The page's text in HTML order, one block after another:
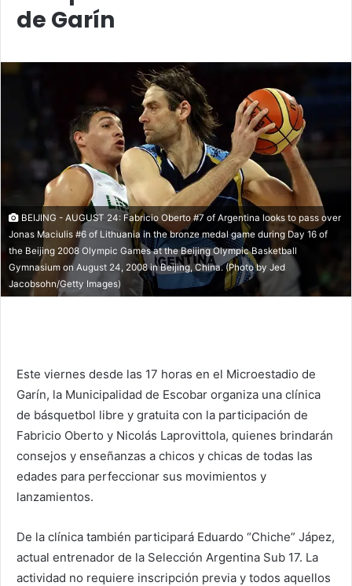
de Garín
BEIJING - AUGUST 24: Fabricio Oberto #7 of Argentina looks to pass over
Jonas Maciulis #6 of Lithuania in the bronze medal game during Day 16 of
the Beijing 2008 Olympic Games at the Beijing Olympic Basketball
Gymnasium on August 24, 2008 in Beijing, China. (Photo by Jed
Jacobsohn/Getty Images)
Este viernes desde las 17 horas en el Microestadio de
Garín, la Municipalidad de Escobar organiza una clínica
de básquetbol libre y gratuita con la participación de
Fabricio Oberto y Nicolás Laprovittola, quienes brindarán
consejos y enseñanzas a chicos y chicas de todas las
edades para perfeccionar sus movimientos y
lanzamientos.
De la clínica también participará Eduardo “Chiche” Jápez,
actual entrenador de la Selección Argentina Sub 17. La
actividad no requiere inscripción previa y todos aquellos